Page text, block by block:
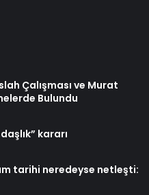
Çalışması ve Murat
Bulundu
kararı
tarihi neredeyse netleşti: